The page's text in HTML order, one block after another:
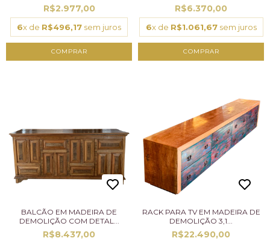
R$2.977,00
6x de R$496,17 sem juros
R$6.370,00
6x de R$1.061,67sem juros
BALCÃO EM MADEIRA DE
DEMOLIÇÃO COM DETAL...
R$8.437,00
RACK PARA TV EM MADEIRA DE
DEMOLIÇÃO 3,1...
R$22.490,00